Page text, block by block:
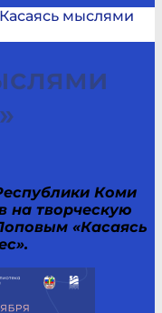
мыслями
Коми
на творческую
«Касаясь